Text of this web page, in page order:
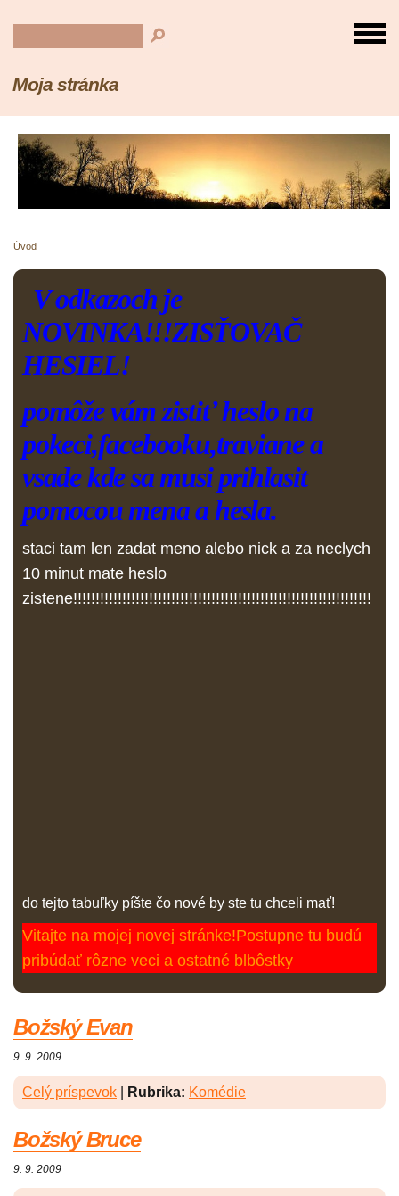
Moja stránka
Úvod
V odkazoch je
NOVINKA!!!ZISŤOVAČ
HESIEL!
pomôže vám zistiť heslo na
pokeci,facebooku,traviane a
vsade kde sa musi prihlasit
pomocou mena a hesla.
staci tam len zadat meno alebo nick a za neclych
10 minut mate heslo
zistene!!!!!!!!!!!!!!!!!!!!!!!!!!!!!!!!!!!!!!!!!!!!!!!!!!!!!!!!!!!!!!!!!!!
do tejto tabuľky píšte čo nové by ste tu chceli mať!
Vitajte na mojej novej stránke!Postupne tu budú
pribúdať rôzne veci a ostatné blbôstky
Božský Evan
9. 9. 2009
Celý príspevok Rubrika: Komédie
Božský Bruce
9. 9. 2009